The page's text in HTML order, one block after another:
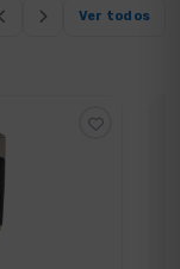
Ver todos